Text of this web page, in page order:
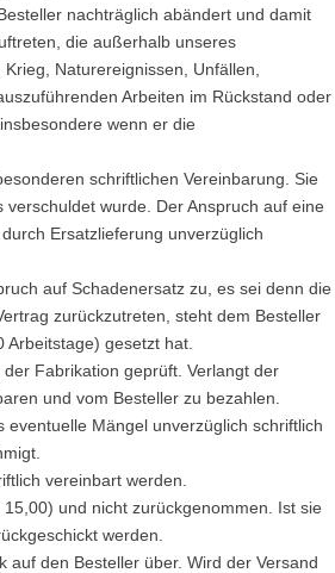
nachträglich abändert und damit
die außerhalb unseres
Naturereignissen, Unfällen,
Arbeiten im Rückstand oder
wenn er die
schriftlichen Vereinbarung. Sie
wurde. Der Anspruch auf eine
Ersatzlieferung unverzüglich
auf Schadenersatz zu, es sei denn die
zurückzutreten, steht dem Besteller
gesetzt hat.
Fabrikation geprüft. Verlangt der
und vom Besteller zu bezahlen.
Mängel unverzüglich schriftlich
vereinbart werden.
und nicht zurückgenommen. Ist sie
werden.
den Besteller über. Wird der Versand